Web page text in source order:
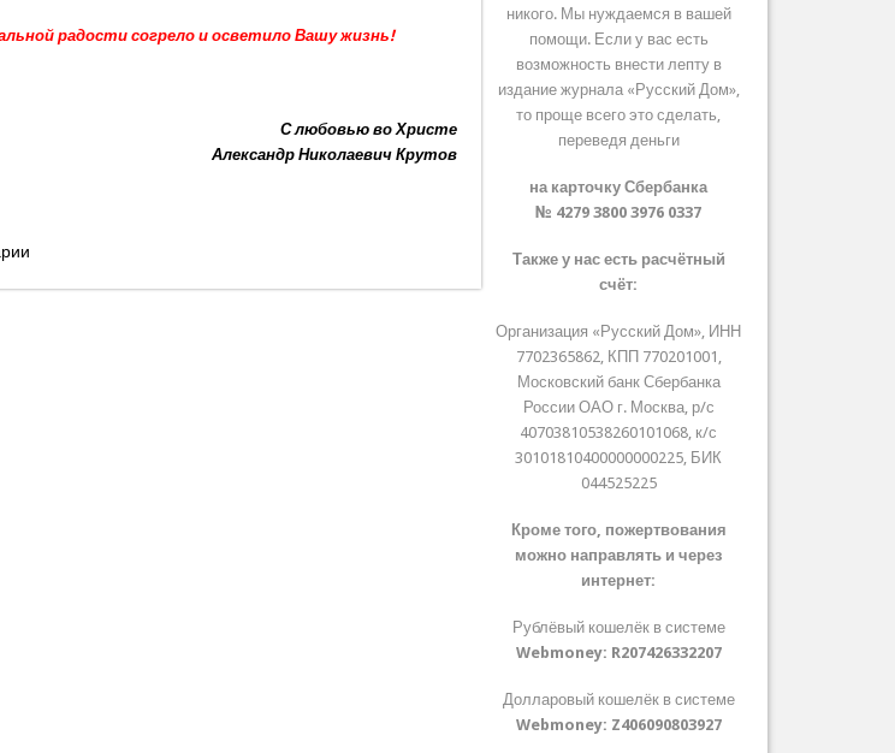
радости согрело и осветило Вашу жизнь!
С любовью во Христе
Александр Николаевич Крутов
никого. Мы нуждаемся в вашей
помощи. Если у вас есть
возможность внести лепту в
издание журнала «Русский Дом»,
то проще всего это сделать,
переведя деньги
на карточку Сбербанка
№ 4279 3800 3976 0337
Также у нас есть расчётный
счёт:
Организация «Русский Дом», ИНН
7702365862, КПП 770201001,
Московский банк Сбербанка
России ОАО г. Москва, р/с
40703810538260101068, к/с
30101810400000000225, БИК
044525225
Кроме того, пожертвования
можно направлять и через
интернет:
Рублёвый кошелёк в системе
Webmoney: R207426332207
Долларовый кошелёк в системе
Webmoney: Z406090803927